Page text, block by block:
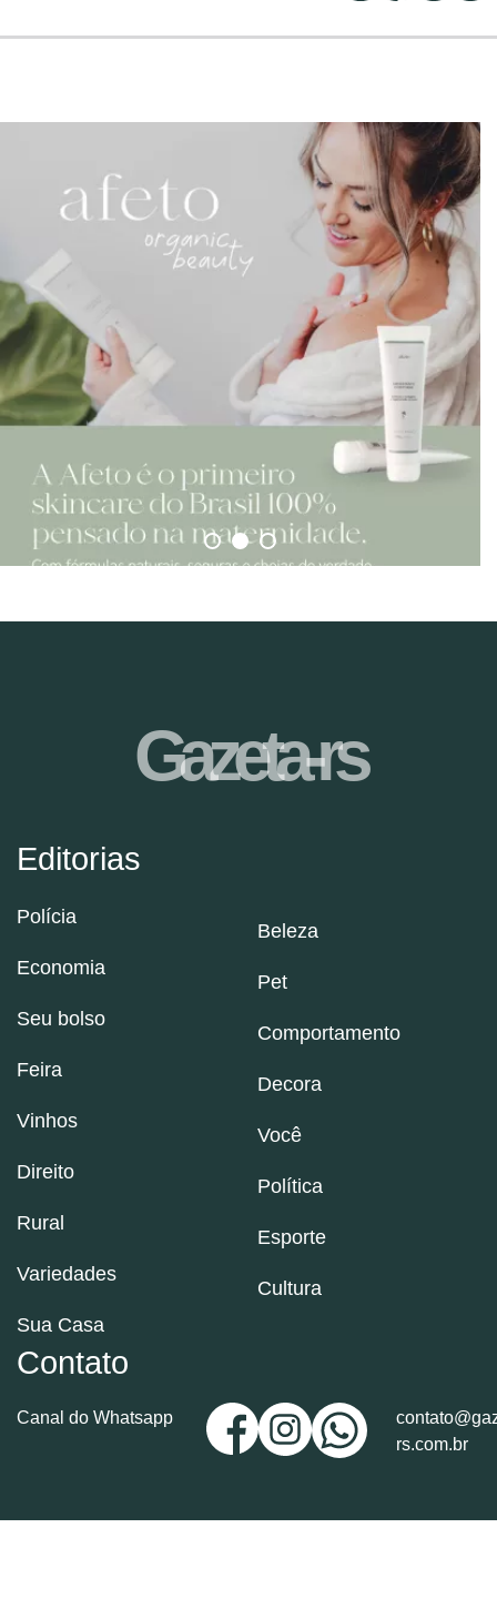
Editorias
Polícia
Economia
Seu bolso
Feira
Vinhos
Direito
Rural
Variedades
Sua Casa
Beleza
Pet
Comportamento
Decora
Você
Política
Esporte
Cultura
Contato
Canal do Whatsapp
rs.com.br
Gazeta-rs